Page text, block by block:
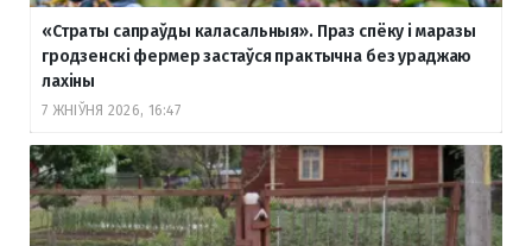
«Страты сапраўды каласальныя». Праз спёку і маразы
гродзенскі фермер застаўся практычна без ураджаю
лахіны
7 ЖНІЎНЯ 2026, 16:47